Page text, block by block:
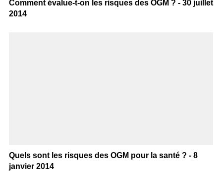
Comment évalue-t-on les risques des OGM ? - 30 juillet
2014
Quels sont les risques des OGM pour la santé ? - 8
janvier 2014